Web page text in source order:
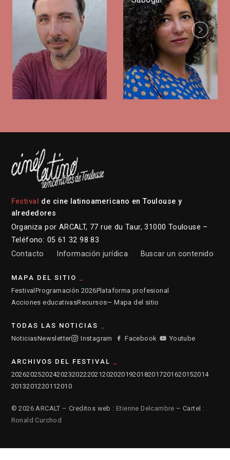
Next
Festival
de cine latinoamericano en Toulouse y
alrededores
Organiza por ARCALT, 77 rue du Taur, 31000 Toulouse –
Teléfono: 05 61 32 98 83
Contacto
Información jurídica Buscar un contenido
MAPA DEL SITIO
Festival Programación 2026Plataforma profesional
Acciones educativasRecursos— Mapa del sitio
TODAS LAS NOTICIAS
NoticiasNewsletter Instagram Facebook Youtube
ARCHIVOS DEL FESTIVAL
2026202520242023202220212020201920182017201620152014
2013201220112010
© 2026 ARCALT – Creditos web : Etienne Delcambre – Cartel :
Ronald Curchod